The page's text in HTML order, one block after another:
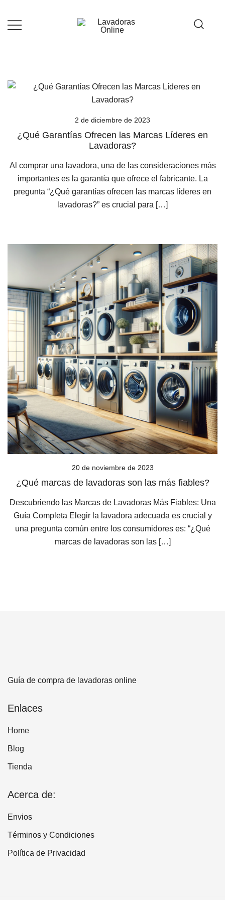
contenido
2 de diciembre de 2023
¿Qué Garantías Ofrecen las Marcas Líderes en
Lavadoras?
Al comprar una lavadora, una de las consideraciones más
importantes es la garantía que ofrece el fabricante. La
pregunta “¿Qué garantías ofrecen las marcas líderes en
lavadoras?” es crucial para […]
20 de noviembre de 2023
¿Qué marcas de lavadoras son las más fiables?
Descubriendo las Marcas de Lavadoras Más Fiables: Una
Guía Completa Elegir la lavadora adecuada es crucial y
una pregunta común entre los consumidores es: “¿Qué
marcas de lavadoras son las […]
Guía de compra de lavadoras online
Enlaces
Home
Blog
Tienda
Acerca de:
Envios
Términos y Condiciones
Política de Privacidad